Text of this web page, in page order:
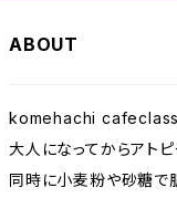
ABOUT
komehachi cafeclass
大人になってからアト
同時に小麦粉や砂糖で